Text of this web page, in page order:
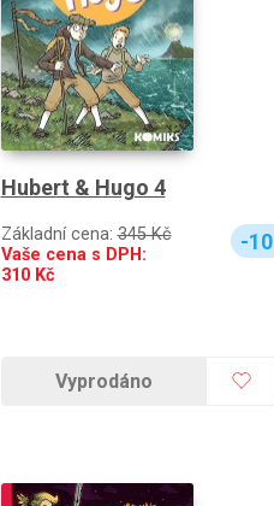
Hubert & Hugo 4
Základní cena:345 Kč
Vaše cena s DPH:
310Kč
-10
Vyprodáno